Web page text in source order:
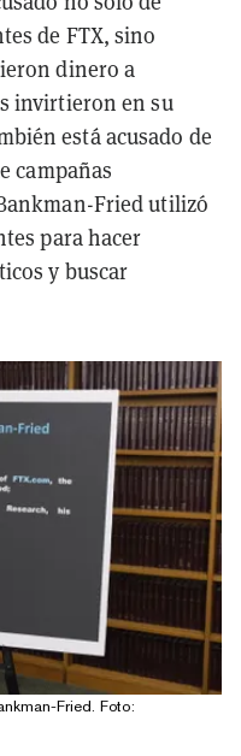
de FTX, sino
dinero a
invirtieron en su
está acusado de
campañas
Fried utilizó
para hacer
y buscar
Fried. Foto: